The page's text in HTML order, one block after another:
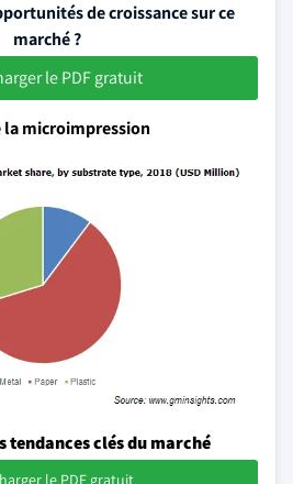
de croissance sur ce
marché ?
le PDF gratuit
la microimpression
tendances clés du marché
le PDF gratuit